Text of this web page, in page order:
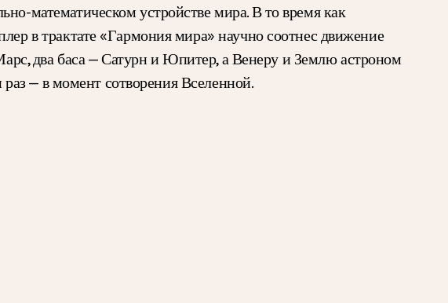
математическом устройстве мира. В то время как
в трактате «Гармония мира» научно соотнес движение
два баса — Сатурн и Юпитер, а Венеру и Землю астроном
— в момент сотворения Вселенной.